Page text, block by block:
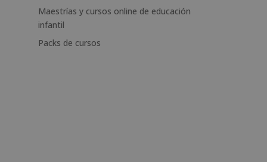
Maestrías y cursos online de educación
infantil
Packs de cursos